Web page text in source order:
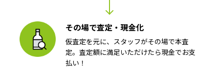
その場で査定・現金化
仮査定を元に、スタッフがその場で本査
定。査定額に満足いただけたら現金でお支
払い！